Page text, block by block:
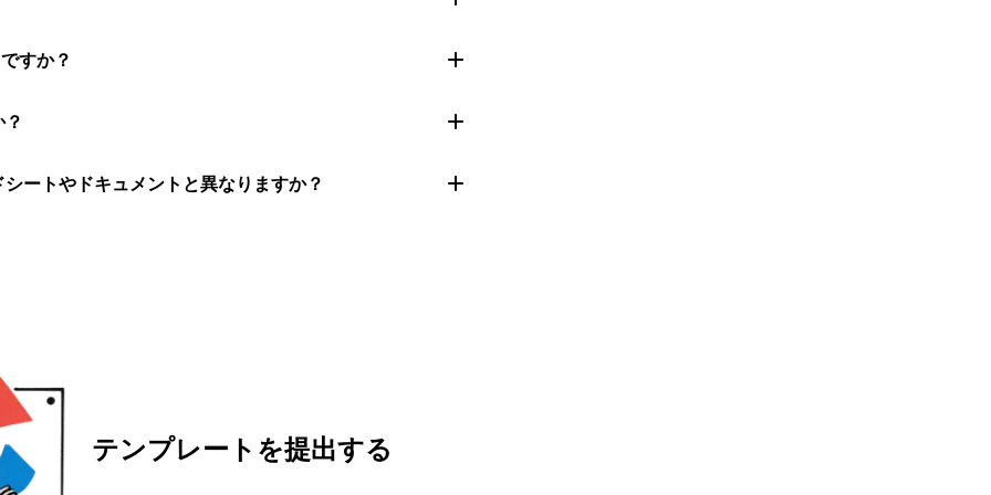
すか？
ートやドキュメントと異なりますか？
テンプレートを提出する